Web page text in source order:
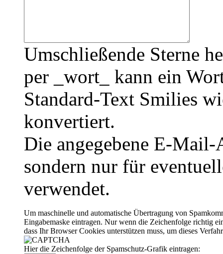
Umschließende Sterne
per _wort_ kann ein
Standard-Text Smilies
konvertiert.
Die angegebene E-
sondern nur für
verwendet.
Um maschinelle und automatische Übertragung von
Eingabemaske eintragen. Nur wenn die Zeichenfolge richtig
dass Ihr Browser Cookies unterstützen muss, um dieses
Hier die Zeichenfolge der Spamschutz-Grafik eintragen: